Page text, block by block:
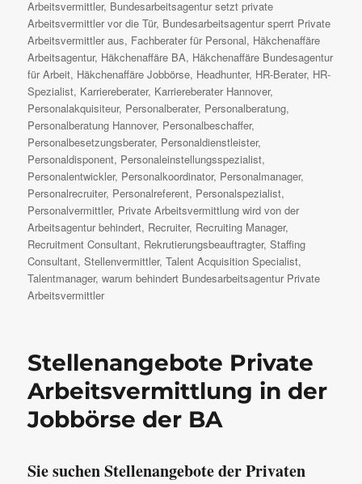
Arbeitsvermittler, Bundesarbeitsagentur setzt private
Arbeitsvermittler vor die Tür, Bundesarbeitsagentur sperrt Private
Arbeitsvermittler aus, Fachberater für Personal, Häkchenaffäre
Arbeitsagentur, Häkchenaffäre BA, Häkchenaffäre Bundesagentur
für Arbeit, Häkchenaffäre Jobbörse, Headhunter, HR-Berater, HR-
Spezialist, Karriereberater, Karriereberater Hannover,
Personalakquisiteur, Personalberater, Personalberatung,
Personalberatung Hannover, Personalbeschaffer,
Personalbesetzungsberater, Personaldienstleister,
Personaldisponent, Personaleinstellungsspezialist,
Personalentwickler, Personalkoordinator, Personalmanager,
Personalrecruiter, Personalreferent, Personalspezialist,
Personalvermittler, Private Arbeitsvermittlung wird von der
Arbeitsagentur behindert, Recruiter, Recruiting Manager,
Recruitment Consultant, Rekrutierungsbeauftragter,Staffing
Consultant,Stellenvermittler,Talent Acquisition Specialist,
Talentmanager,warum behindert Bundesarbeitsagentur Private
Arbeitsvermittler
Stellenangebote Private
Arbeitsvermittlung in der
Jobbörse der BA
Sie suchen Stellenangebote der Privaten